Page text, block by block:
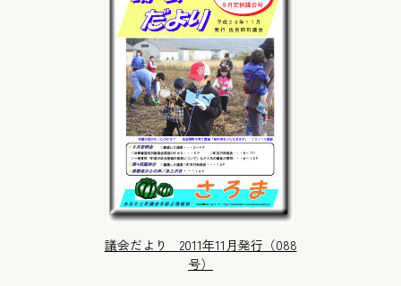
議会だより 2011年11月発行（088
号）